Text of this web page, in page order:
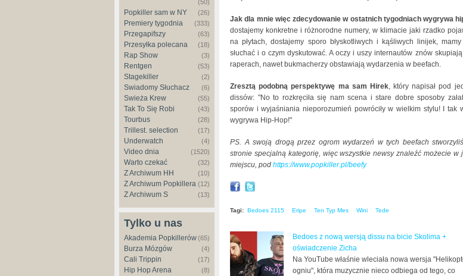
(50)
Popkiller sam w NY (26)
Premiery tygodnia (333)
Przegapifszy (63)
Przesyłka polecana (18)
Rap Show (3)
Rentgen (53)
Stagekiller (2)
Świadomy Słuchacz (6)
Świeża Krew (55)
Tak To Się Robi (43)
Tourbus (28)
Trillest. selection (17)
Underwatch (4)
Video dnia (1520)
Warto czekać (32)
Z Archiwum HH (10)
Z Archiwum Popkillera (12)
Z Archiwum S (13)
Tylko u nas
Akademia Popkillerów(65)
Burza Mózgów (4)
Cali Trippin (17)
Hip Hop Arena (8)
Jak dla mnie więc zdecydowanie w ostatnich tygodniach wygrywa
dostajemy konkretne i różnorodne numery, w klimacie jaki rzadko
na płytach, dostajemy sporo błyskotliwych i kąśliwych linijek,
słuchać i o czym dyskutować. A oczy i uszy internautów znów
raperach, nawet bukmacherzy obstawiają wydarzenia w beefach.
Zresztą podobną perspektywę ma sam Hirek, który napisał pod
dissów: "No to rozkręciła się nam scena i stare dobre sposoby
sporów i wyjaśniania nieporozumień powróciły w wielkim stylu! I tak
wygrywa Hip-Hop!"
PS. A swoją drogą przez ogrom wydarzeń w tych beefach
stronie specjalną kategorię, więc wszystkie newsy znaleźć możecie w
miejscu, pod https://www.popkiller.pl/beefy
Tagi: Bedoes 2115 Eripe Ten Typ Mes Wini Tede
Bedoes z nową wersją dissu na bicie Skolima +
oświadczenie Zicha
Na YouTube właśnie wleciała nowa wersja
ogniu", która muzycznie nieco odbiega od tego, co